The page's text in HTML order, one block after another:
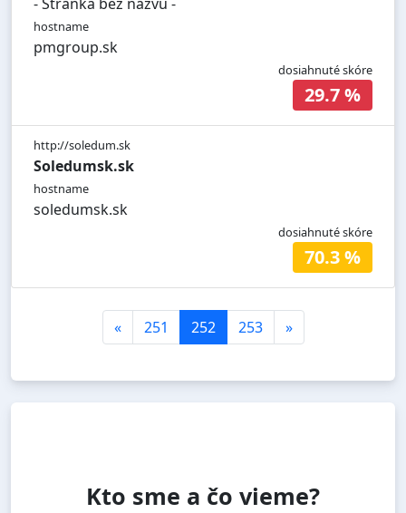
hostname
pmgroup.sk
dosiahnuté skóre
29.7 %
http://soledum.sk
Soledumsk.sk
hostname
soledumsk.sk
dosiahnuté skóre
70.3 %
« 251 252 253 »
Kto sme a čo vieme?